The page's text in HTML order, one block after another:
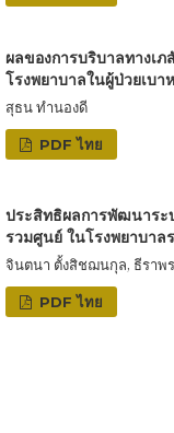
ผลของการบริบาลทางเ
โรงพยาบาลในผู้ป่วยเบ
สุธน ทำนองดี
PDF ไทย
ประสิทธิผลการพัฒนาระ
รวมศูนย์ ในโรงพยาบาล
จินตนา ตั้งสิชฌนกุล, ธีราพ
PDF ไทย